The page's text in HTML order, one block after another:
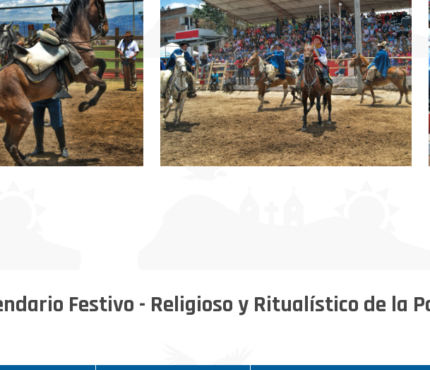
Festivo - Religioso y Ritualístico de la